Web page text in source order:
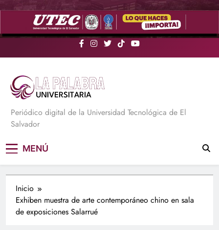
Saltar
La Palabra Universitaria
Periódico digital de la Universidad Tecnológica de El
Salvador
MENÚ
Inicio
Exhiben muestra de arte contemporáneo chino en sala
de exposiciones Salarrué